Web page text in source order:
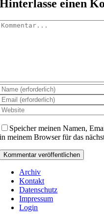
Hinterlasse einen
Speicher meinen Namen,
in meinem Browser für das
Archiv
Kontakt
Datenschutz
Impressum
Login